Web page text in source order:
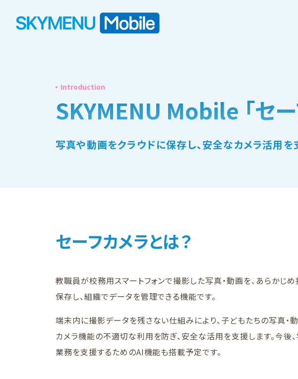
Introduction
SKYMENU Mobile 「セー
写真や動画をクラウドに保存し、安全なカメラ活用を
セーフカメラとは？
教職員が校務用スマートフォンで撮影した写真・動画を、あらかじめ
保存し、組織でデータを管理できる機能です。
端末内に撮影データを残さない仕組みにより、子どもたちの写真・
カメラ機能の不適切な利用を防ぎ、安全な活用を支援します。今
業務を支援するためのAI機能も搭載予定です。